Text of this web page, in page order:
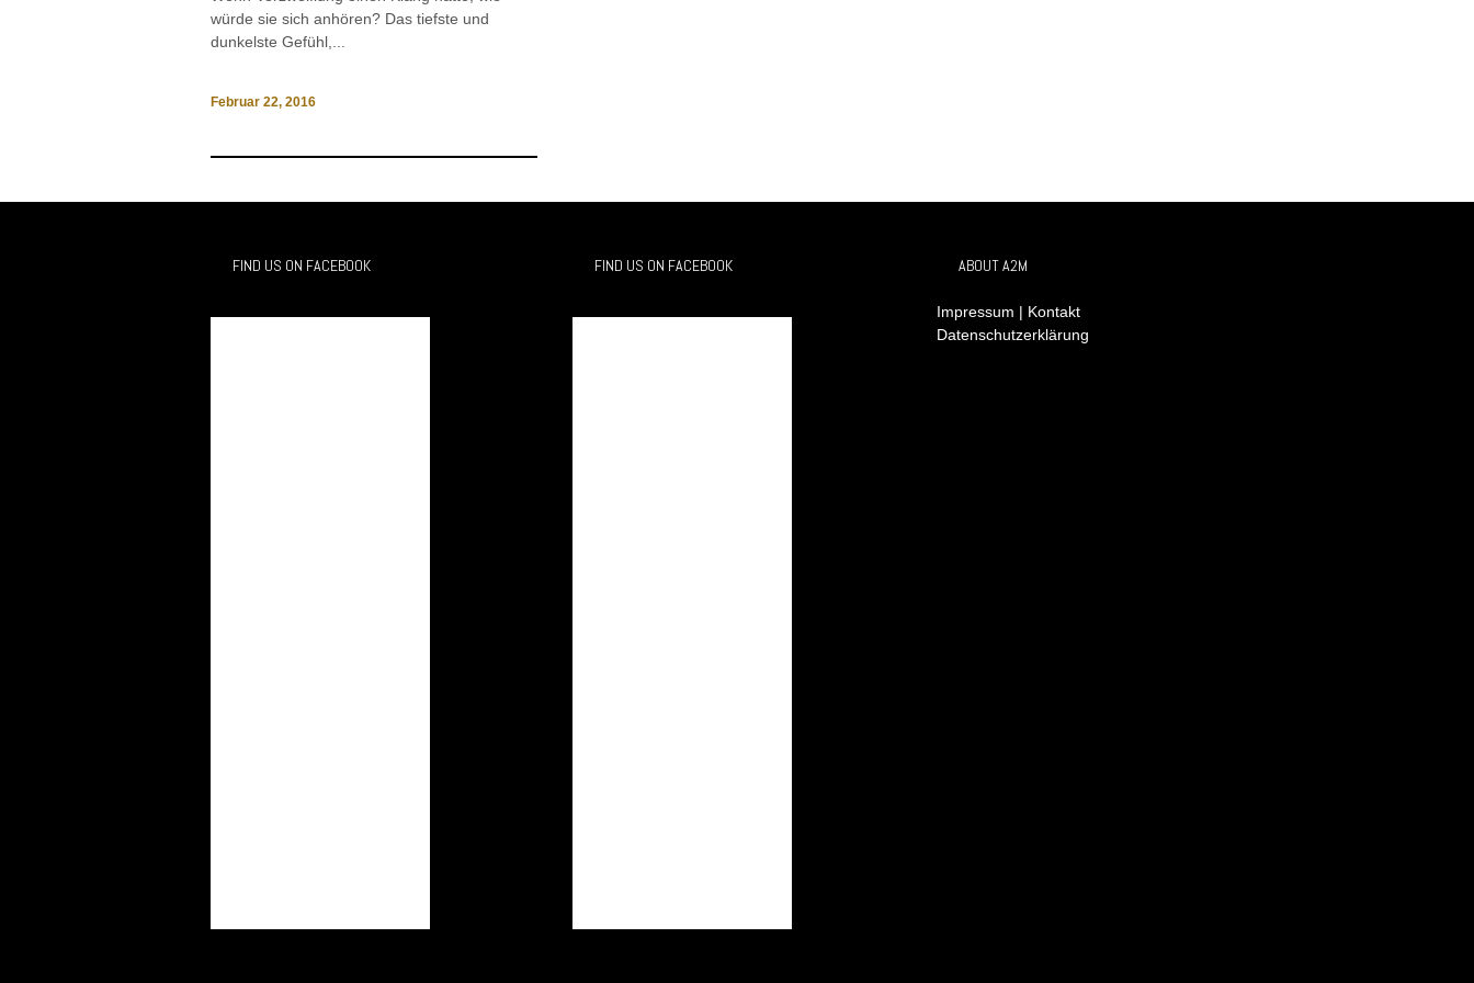
würde sie sich anhören? Das tiefste und
dunkelste Gefühl,...
Februar 22, 2016
FIND US ON FACEBOOK FIND US ON FACEBOOK ABOUT A2M
Impressum | Kontakt
Datenschutzerklärung